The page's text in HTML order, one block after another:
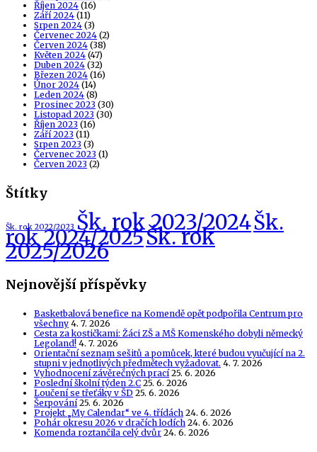
Říjen 2024 (16)
Září 2024 (11)
Srpen 2024 (3)
Červenec 2024 (2)
Červen 2024 (38)
Květen 2024 (47)
Duben 2024 (32)
Březen 2024 (16)
Únor 2024 (14)
Leden 2024 (8)
Prosinec 2023 (30)
Listopad 2023 (30)
Říjen 2023 (16)
Září 2023 (11)
Srpen 2023 (3)
Červenec 2023 (1)
Červen 2023 (2)
Štítky
Šk. rok 2022/2023 Šk. rok 2023/2024Šk.
rok 2024/2025Šk. rok
2025/2026
Nejnovější příspěvky
Basketbalová benefice na Komendě opět podpořila Centrum pro
všechny 4. 7. 2026
Cesta za kostičkami: Žáci ZŠ a MŠ Komenského dobyli německý
Legoland! 4. 7. 2026
Orientační seznam sešitů a pomůcek, které budou vyučující na 2.
stupni v jednotlivých předmětech vyžadovat. 4. 7. 2026
Vyhodnocení závěrečných prací 25. 6. 2026
Poslední školní týden 2.C 25. 6. 2026
Loučení se třeťáky v ŠD 25. 6. 2026
Šerpování 25. 6. 2026
Projekt „My Calendar“ ve 4. třídách 24. 6. 2026
Pohár okresu 2026 v dračích lodích 24. 6. 2026
Komenda roztančila celý dvůr 24. 6. 2026